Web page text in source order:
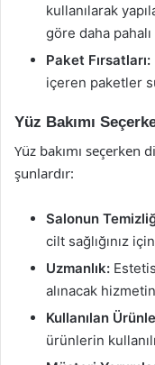
kullanılarak
göre daha
Paket Fırsatları:
içeren paketler
Yüz Bakımı
Yüz bakımı seçerken
şunlardır:
Salonun
cilt sağlığınız
Uzmanlık:
alınacak
Kullanılan
ürünlerin